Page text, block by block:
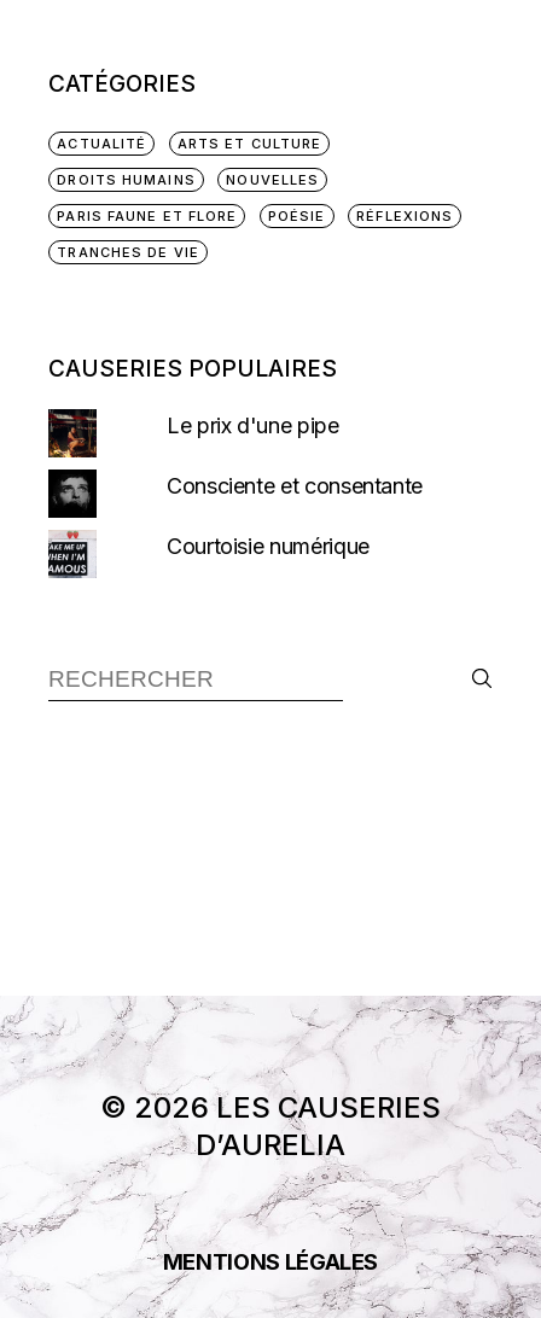
CATÉGORIES
ACTUALITÉ ARTS ET CULTURE
DROITS HUMAINS NOUVELLES
PARIS FAUNE ET FLORE POÉSIE RÉFLEXIONS
TRANCHES DE VIE
CAUSERIES POPULAIRES
Le prix d'une pipe
Consciente et consentante
Courtoisie numérique
Recherche :
© 2026 LES CAUSERIES
D’AURELIA
MENTIONS LÉGALES